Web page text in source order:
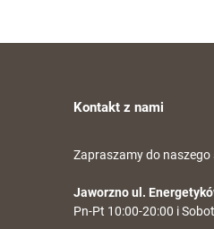
Kontakt z nami
Zapraszamy do naszego
Jaworzno ul.
Pn-Pt 10:00-20:00 i